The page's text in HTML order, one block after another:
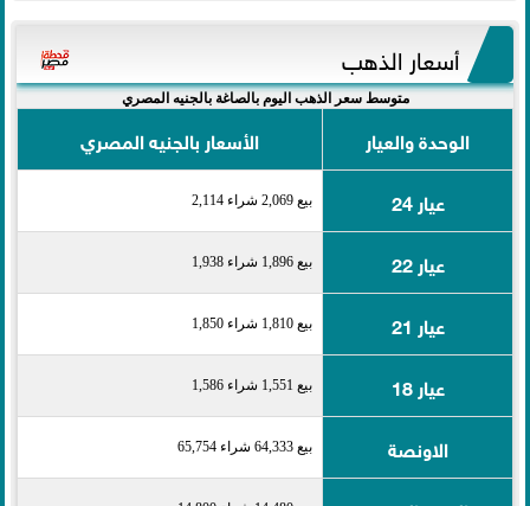
أسعار الذهب
متوسط سعر الذهب اليوم بالصاغة بالجنيه المصري
الوحدة والعيار
الأسعار بالجنيه المصري
عيار 24
بيع 2,069 شراء 2,114
عيار 22 بيع 1,896 شراء 1,938
عيار 21 بيع 1,810 شراء 1,850
عيار 18 بيع 1,551 شراء 1,586
الاونصة بيع 64,333 شراء 65,754